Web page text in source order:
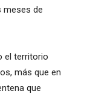
meses de
el territorio
más que en
que